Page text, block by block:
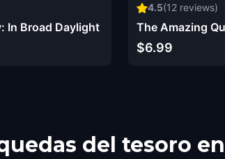
In Broad Daylight
4.5(12 reviews)
The Amazing
$6.99
del tesoro